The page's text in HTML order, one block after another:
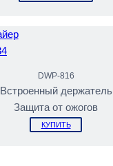
DWP-816
Встроенный держатель
Защита от ожогов
КУПИТЬ